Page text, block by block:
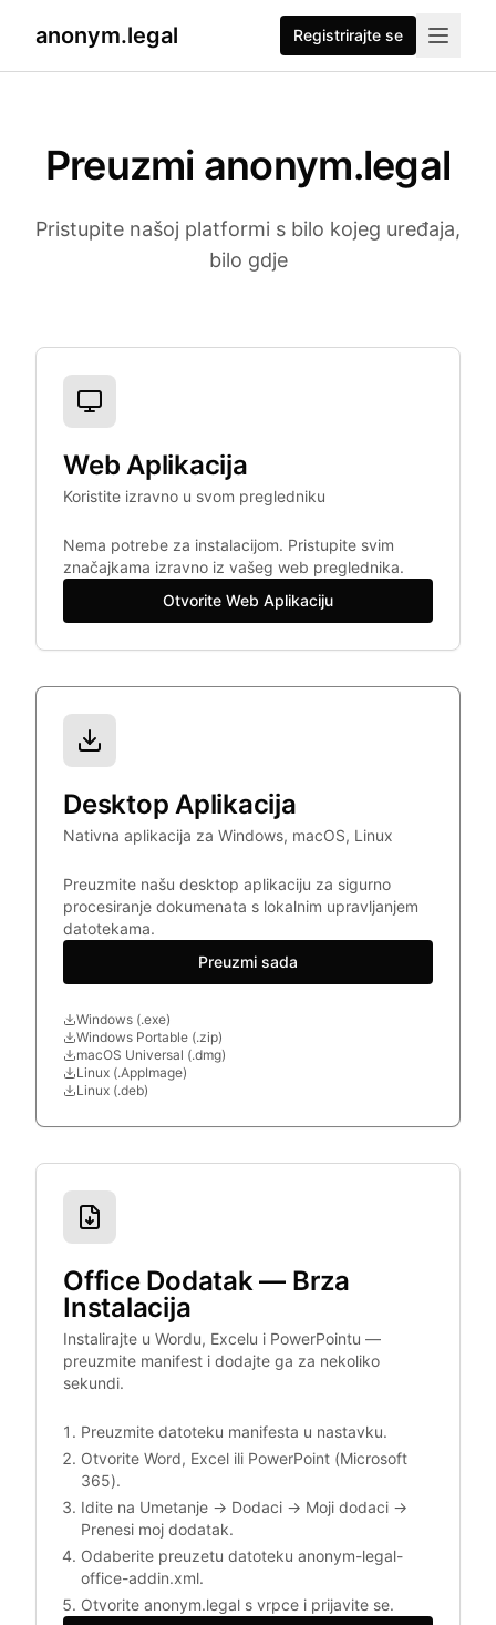
anonym.legal Registrirajte se
Preuzmi anonym.legal
Pristupite našoj platformi s bilo kojeg uređaja,
bilo gdje
Dostupne platforme
Web Aplikacija
Koristite izravno u svom pregledniku
Nema potrebe za instalacijom. Pristupite svim
značajkama izravno iz vašeg web preglednika.
Otvorite Web Aplikaciju
Desktop Aplikacija
Nativna aplikacija za Windows, macOS, Linux
Preuzmite našu desktop aplikaciju za sigurno
procesiranje dokumenata s lokalnim upravljanjem
datotekama.
Preuzmi sada
Windows (.exe)
Windows Portable (.zip)
macOS Universal (.dmg)
Linux (.AppImage)
Linux (.deb)
Office Dodatak — Brza
Instalacija
Instalirajte u Wordu, Excelu i PowerPointu —
preuzmite manifest i dodajte ga za nekoliko
sekundi.
Preuzmite datoteku manifesta u nastavku.
Otvorite Word, Excel ili PowerPoint (Microsoft
365).
Idite na Umetanje → Dodaci → Moji dodaci →
Prenesi moj dodatak.
Odaberite preuzetu datoteku anonym-legal-
office-addin.xml.
Otvorite anonym.legal s vrpce i prijavite se.